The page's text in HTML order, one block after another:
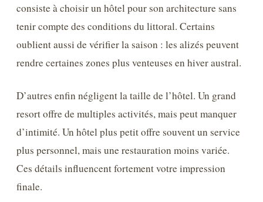
consiste à choisir un hôtel pour son architecture sans
tenir compte des conditions du littoral. Certains
oublient aussi de vérifier la saison : les alizés peuvent
rendre certaines zones plus venteuses en hiver austral.
D’autres enfin négligent la taille de l’hôtel. Un grand
resort offre de multiples activités, mais peut manquer
d’intimité. Un hôtel plus petit offre souvent un service
plus personnel, mais une restauration moins variée.
Ces détails influencent fortement votre impression
finale.